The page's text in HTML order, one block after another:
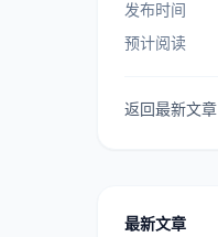
发布时间
预计阅读
返回最新文章
最新文章